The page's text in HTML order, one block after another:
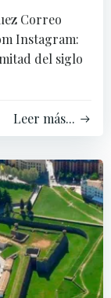
Correo
Instagram:
del siglo
Leer más...